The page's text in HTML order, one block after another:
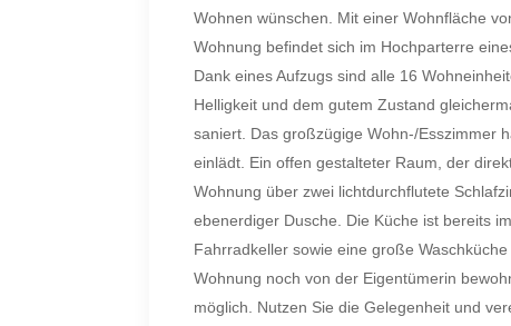
Wohnen wünschen. Mit einer Wohnfläche
Wohnung befindet sich im Hochparterre
Dank eines Aufzugs sind alle 16
Helligkeit und dem gutem Zustand
saniert. Das großzügige Wohn-/Esszimmer
einlädt. Ein offen gestalteter Raum, der
Wohnung über zwei lichtdurchflutete
ebenerdiger Dusche. Die Küche ist bereits
Fahrradkeller sowie eine große
Wohnung noch von der Eigentümerin
möglich. Nutzen Sie die Gelegenheit und